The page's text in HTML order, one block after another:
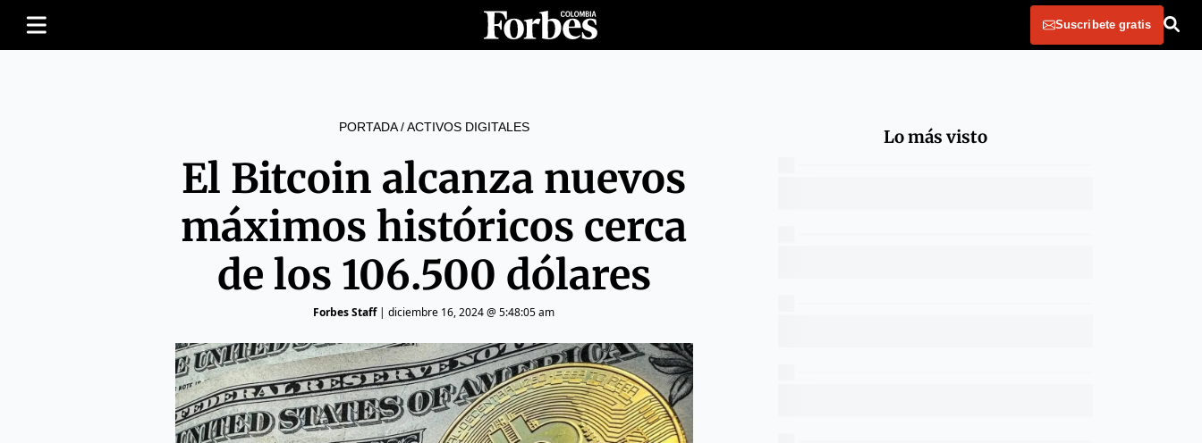
Suscribete gratis
PORTADA/ACTIVOS DIGITALES
El Bitcoin alcanza nuevos
máximos históricos cerca
de los 106.500 dólares
Forbes Staff| diciembre 16, 2024 @ 5:48:05 am
Lo más visto